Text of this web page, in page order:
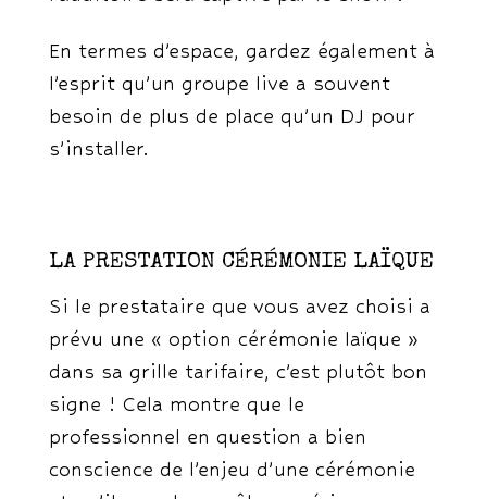
En termes d’espace, gardez également à
l’esprit qu’un groupe live a souvent
besoin de plus de place qu’un DJ pour
s’installer.
LA PRESTATION CÉRÉMONIE LAÏQUE
Si le prestataire que vous avez choisi a
prévu une « option cérémonie laïque »
dans sa grille tarifaire, c’est plutôt bon
signe ! Cela montre que le
professionnel en question a bien
conscience de l’enjeu d’une cérémonie